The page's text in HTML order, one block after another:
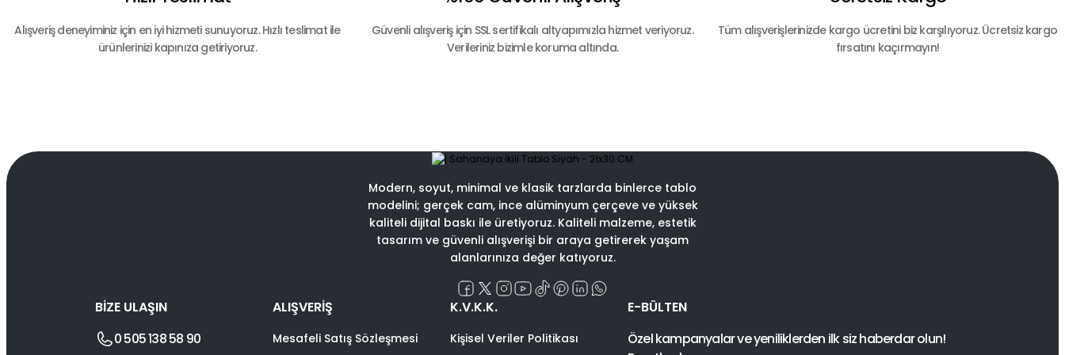
Alışveriş deneyiminiz için en iyi hizmeti sunuyoruz. Hızlı teslimat ile
ürünlerinizi kapınıza getiriyoruz.
Güvenli alışveriş için SSL sertifikalı altyapımızla hizmet veriyoruz.
Verileriniz bizimle koruma altında.
Tüm alışverişlerinizde kargo ücretini biz karşılıyoruz. Ücretsiz kargo
fırsatını kaçırmayın!
Modern, soyut, minimal ve klasik tarzlarda binlerce tablo
modelini; gerçek cam, ince alüminyum çerçeve ve yüksek
kaliteli dijital baskı ile üretiyoruz. Kaliteli malzeme, estetik
tasarım ve güvenli alışverişi bir araya getirerek yaşam
alanlarınıza değer katıyoruz.
BİZE ULAŞIN
0 505 138 58 90
ALIŞVERİŞ
Mesafeli Satış Sözleşmesi
K.V.K.K.
Kişisel Veriler Politikası
E-BÜLTEN
Özel kampanyalar ve yeniliklerden ilk siz haberdar olun!